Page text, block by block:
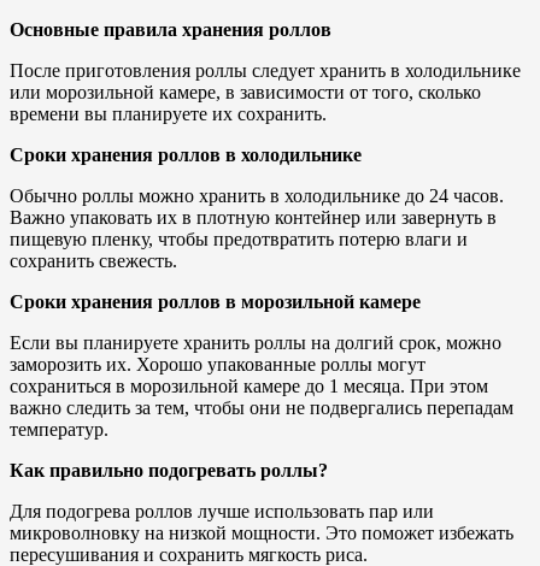
Основные правила хранения роллов
После приготовления роллы следует хранить в холодильнике
или морозильной камере, в зависимости от того, сколько
времени вы планируете их сохранить.
Сроки хранения роллов в холодильнике
Обычно роллы можно хранить в холодильнике до 24 часов.
Важно упаковать их в плотную контейнер или завернуть в
пищевую пленку, чтобы предотвратить потерю влаги и
сохранить свежесть.
Сроки хранения роллов в морозильной камере
Если вы планируете хранить роллы на долгий срок, можно
заморозить их. Хорошо упакованные роллы могут
сохраниться в морозильной камере до 1 месяца. При этом
важно следить за тем, чтобы они не подвергались перепадам
температур.
Как правильно подогревать роллы?
Для подогрева роллов лучше использовать пар или
микроволновку на низкой мощности. Это поможет избежать
пересушивания и сохранить мягкость риса.